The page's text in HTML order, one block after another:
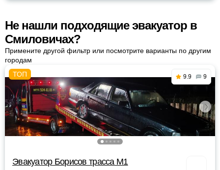
Не нашли подходящие эвакуатор в
Смиловичах?
Примените другой фильтр или посмотрите варианты по другим
городам
9.9 9
Эвакуатор Борисов трасса М1